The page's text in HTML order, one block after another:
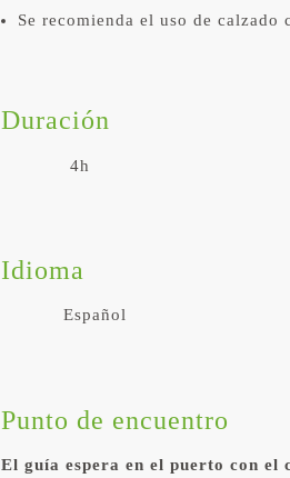
Se recomienda el uso de calzado
Duración
4h
Idioma
Español
Punto de encuentro
El guía espera en el puerto con el